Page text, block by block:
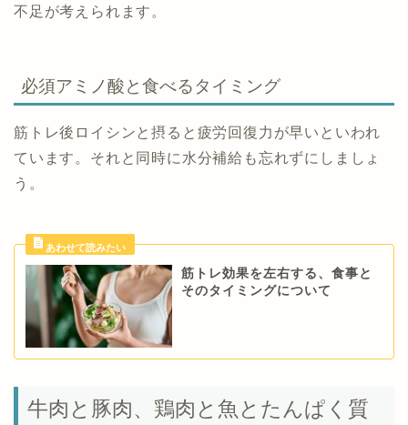
不足が考えられます。
必須アミノ酸と食べるタイミング
筋トレ後ロイシンと摂ると疲労回復力が早いといわれ
ています。それと同時に水分補給も忘れずにしましょ
う。
筋トレ効果を左右する、食事と
そのタイミングについて
牛肉と豚肉、鶏肉と魚とたんぱく質